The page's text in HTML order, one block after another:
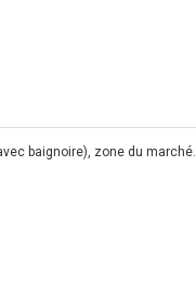
baignoire), zone du marché.